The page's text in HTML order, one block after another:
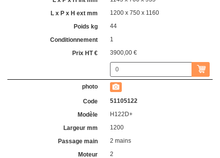
1200 x 750 x 1160
44
1
3900,00 €
51105122
H122D+
1200
2 mains
2